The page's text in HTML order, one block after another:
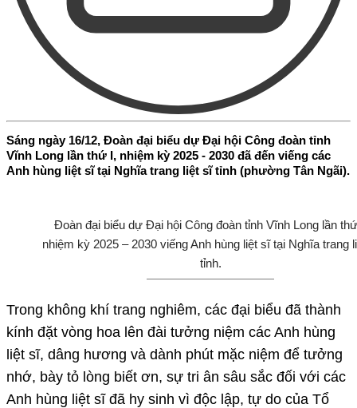
Sáng ngày 16/12, Đoàn đại biểu dự Đại hội Công đoàn tỉnh
Vĩnh Long lần thứ I, nhiệm kỳ 2025 - 2030 đã đến viếng các
Anh hùng liệt sĩ tại Nghĩa trang liệt sĩ tỉnh (phường Tân Ngãi).
Đoàn đại biểu dự Đại hội Công đoàn tỉnh Vĩnh Long lần
nhiệm kỳ 2025 – 2030 viếng Anh hùng liệt sĩ tại Nghĩa trang
tỉnh.
Trong không khí trang nghiêm, các đại biểu đã thành
kính đặt vòng hoa lên đài tưởng niệm các Anh hùng
liệt sĩ, dâng hương và dành phút mặc niệm để tưởng
nhớ, bày tỏ lòng biết ơn, sự tri ân sâu sắc đối với các
Anh hùng liệt sĩ đã hy sinh vì độc lập, tự do của Tổ